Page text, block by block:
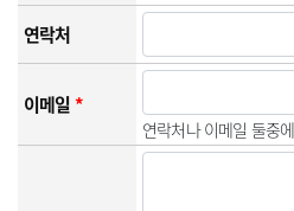
연락처
이메일*
연락처나 이메일 둘중